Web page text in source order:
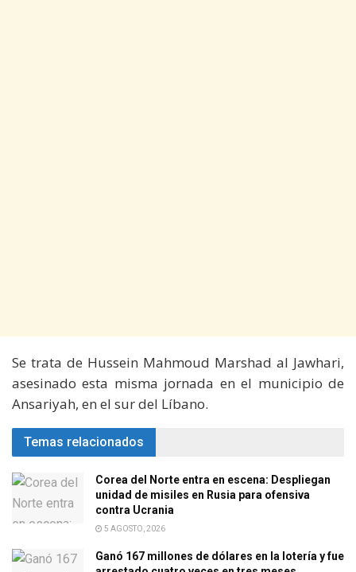
Se trata de Hussein Mahmoud Marshad al Jawhari,
asesinado esta misma jornada en el municipio de
Ansariyah, en el sur del Líbano.
Temas relacionados
Corea del Norte entra en escena: Despliegan
unidad de misiles en Rusia para ofensiva
contra Ucrania
5 AGOSTO, 2026
Ganó 167 millones de dólares en la lotería y fue